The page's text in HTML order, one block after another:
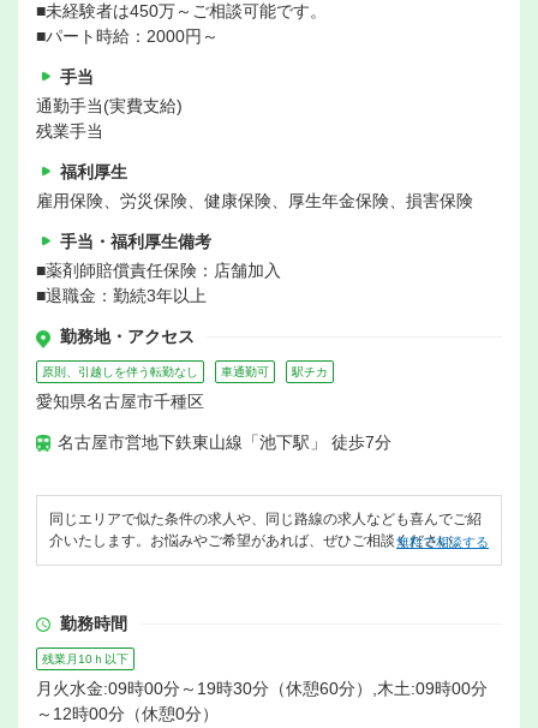
■未経験者は450万～ご相談可能です。
■パート時給：2000円～
手当
通勤手当(実費支給)
残業手当
福利厚生
雇用保険、労災保険、健康保険、厚生年金保険、損害保険
手当・福利厚生備考
■薬剤師賠償責任保険：店舗加入
■退職金：勤続3年以上
勤務地・アクセス
原則、引越しを伴う転勤なし 車通勤可 駅チカ
愛知県名古屋市千種区
名古屋市営地下鉄東山線「池下駅」 徒歩7分
同じエリアで似た条件の求人や、同じ路線の求人なども喜んでご紹
介いたします。お悩みやご希望があれば、ぜひご相談ください。
無料で相談する
勤務時間
残業月10ｈ以下
月火水金:09時00分～19時30分（休憩60分）,木土:09時00分
～12時00分（休憩0分）